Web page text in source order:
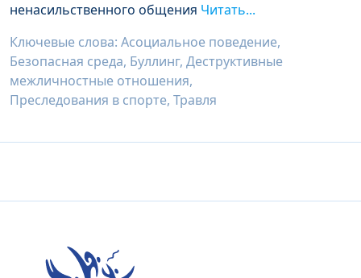
ненасильственного общения Читать...
Ключевые слова: Асоциальное поведение,
Безопасная среда, Буллинг, Деструктивные
межличностные отношения,
Преследования в спорте, Травля